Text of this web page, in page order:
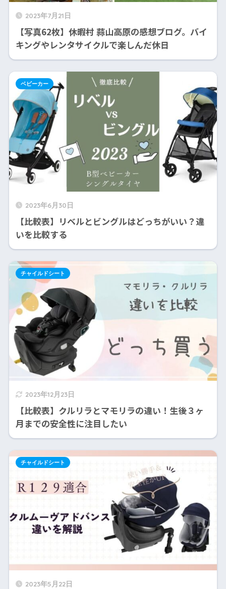
2023年7月21日
【写真62枚】休暇村 蒜山高原の感想ブログ。バイ
キングやレンタサイクルで楽しんだ休日
2023年6月30日
【比較表】リベルとビングルはどっちがいい？違
いを比較する
ベビーカー
2023年12月23日
【比較表】クルリラとマモリラの違い！生後３ヶ
月までの安全性に注目したい
チャイルドシート
2023年5月22日
チャイルドシート